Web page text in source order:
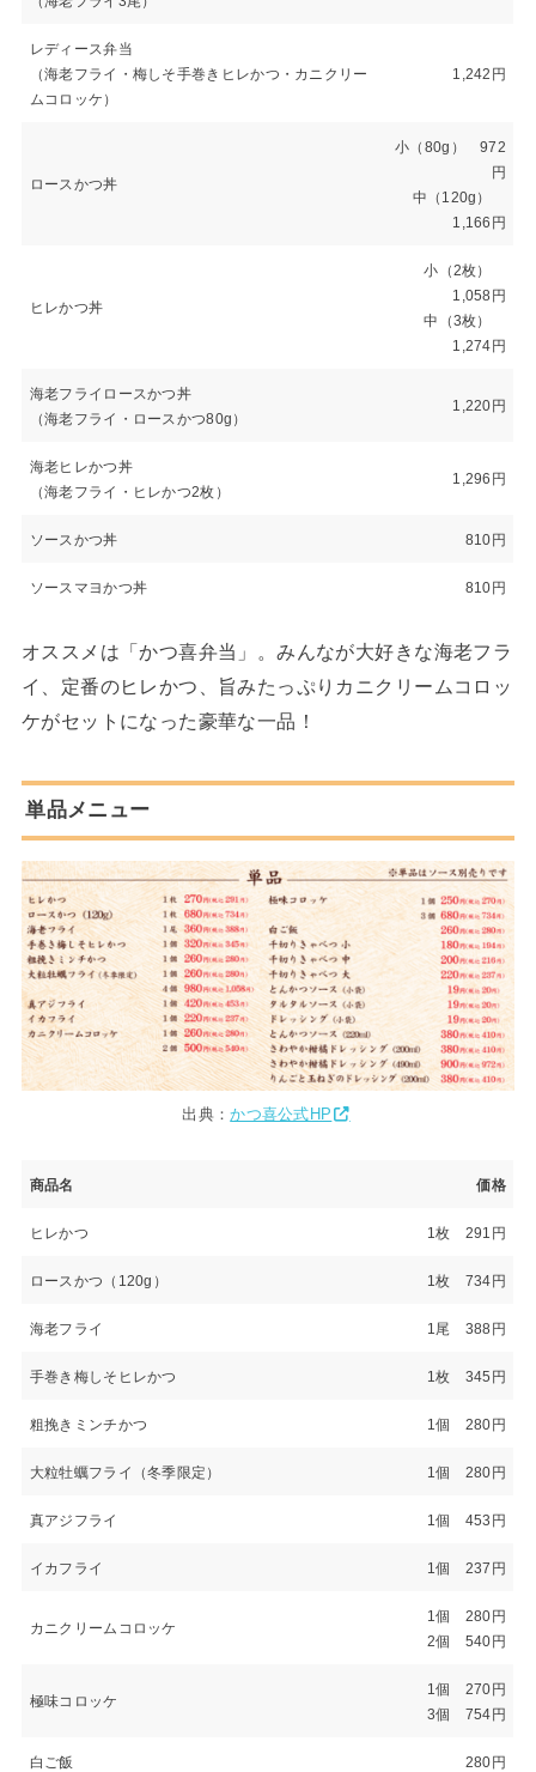
レディース弁当
（海老フライ・梅しそ手巻きヒレかつ・カニクリー
ムコロッケ）
1,242円
ロースかつ丼
小（80g） 972
円
中（120g）
1,166円
ヒレかつ丼
小（2枚）
1,058円
中（3枚）
1,274円
海老フライロースかつ丼
（海老フライ・ロースかつ80g）
1,220円
海老ヒレかつ丼
（海老フライ・ヒレかつ2枚）
1,296円
ソースかつ丼 810円
ソースマヨかつ丼 810円
オススメは「かつ喜弁当」。みんなが大好きな海老フラ
イ、定番のヒレかつ、旨みたっぷりカニクリームコロッ
ケがセットになった豪華な一品！
単品メニュー
出典：かつ喜公式HP
商品名 価格
ヒレかつ 1枚 291円
ロースかつ（120g） 1枚 734円
海老フライ 1尾 388円
手巻き梅しそヒレかつ 1枚 345円
粗挽きミンチかつ 1個 280円
大粒牡蠣フライ（冬季限定） 1個 280円
真アジフライ 1個 453円
イカフライ 1個 237円
カニクリームコロッケ
1個 280円
2個 540円
極味コロッケ
1個 270円
3個 754円
白ご飯 280円